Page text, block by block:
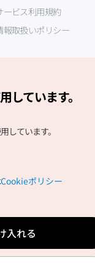
ービス利用規約
報取扱いポリシー
Rights
ています。
しています。
Cookieポリシー
入れる